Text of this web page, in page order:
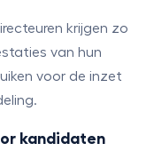
krijgen zo
van hun
voor de inzet
kandidaten